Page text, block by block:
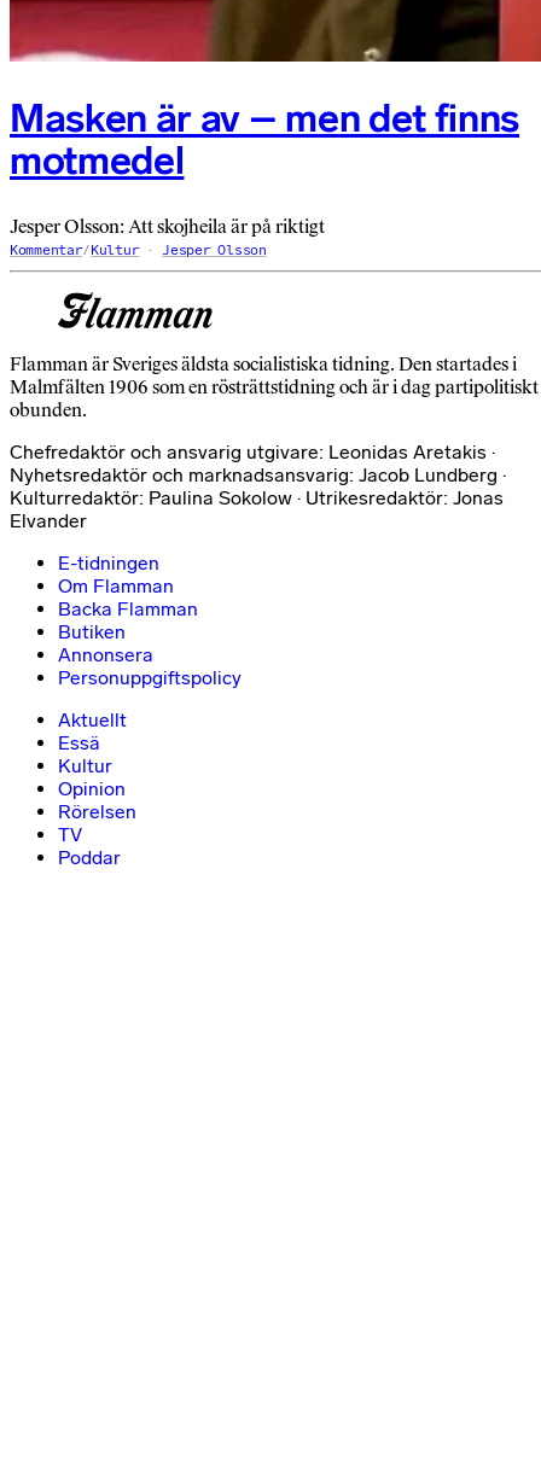
Masken är av – men det finns
motmedel
Jesper Olsson: Att skojheila är på riktigt
Kommentar/Kultur Jesper Olsson
Flamman är Sveriges äldsta socialistiska tidning. Den startades i
Malmfälten 1906 som en rösträttstidning och är i dag partipolitiskt
obunden.
Chefredaktör och ansvarig utgivare: Leonidas Aretakis ·
Nyhetsredaktör och marknadsansvarig: Jacob Lundberg ·
Kulturredaktör: Paulina Sokolow · Utrikesredaktör: Jonas
Elvander
E-tidningen
Om Flamman
Backa Flamman
Butiken
Annonsera
Personuppgiftspolicy
Aktuellt
Essä
Kultur
Opinion
Rörelsen
TV
Poddar